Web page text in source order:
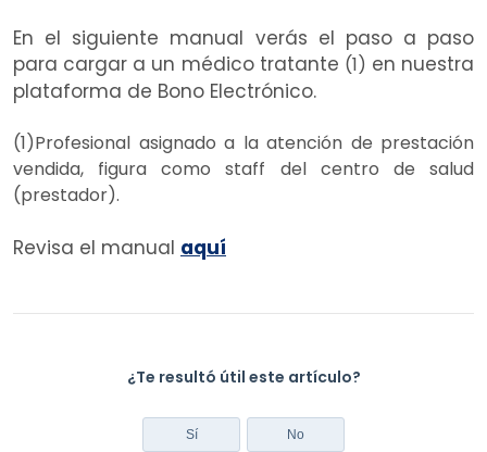
En el siguiente manual verás el paso a paso
para cargar a un médico tratante (1) en nuestra
plataforma de Bono Electrónico.
(1)Profesional asignado a la atención de prestación
vendida, figura como staff del centro de salud
(prestador).
Revisa el manual aquí
¿Te resultó útil este artículo?
Sí No